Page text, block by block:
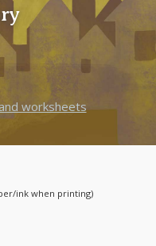
worksheets
ink when printing)